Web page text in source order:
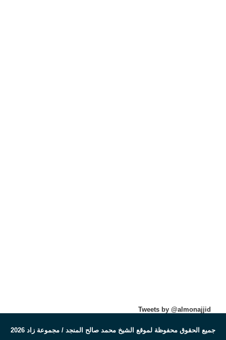
Tweets by @almonajjid
جميع الحقوق محفوظة لموقع الشيخ محمد صالح المنجد / مجموعة زاد 2026